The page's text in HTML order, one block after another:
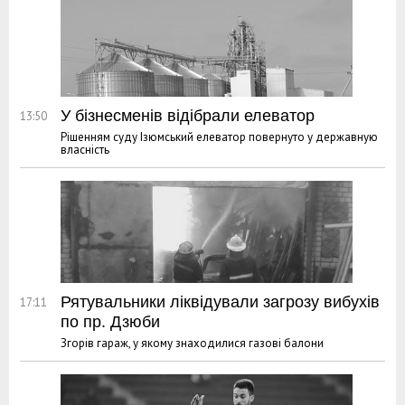
13:50 У бізнесменів відібрали елеватор
Рішенням суду Ізюмський елеватор повернуто у державную
власність
17:11
Рятувальники ліквідували загрозу вибухів
по пр. Дзюби
Згорів гараж, у якому знаходилися газові балони